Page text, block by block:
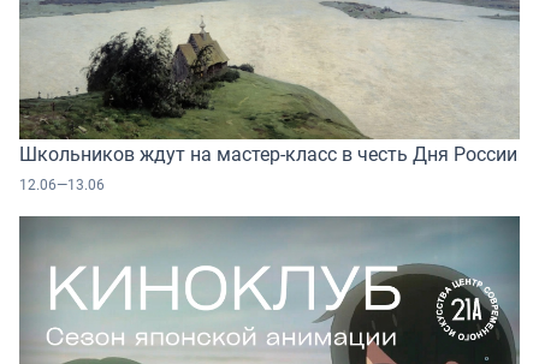
Школьников ждут на мастер-класс в честь Дня России
12.06—13.06